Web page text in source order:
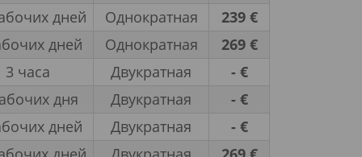
дней
Однократная
239 €
дней
Однократная
269 €
3 часа
Двукратная
- €
дня
Двукратная
- €
дней
Двукратная
- €